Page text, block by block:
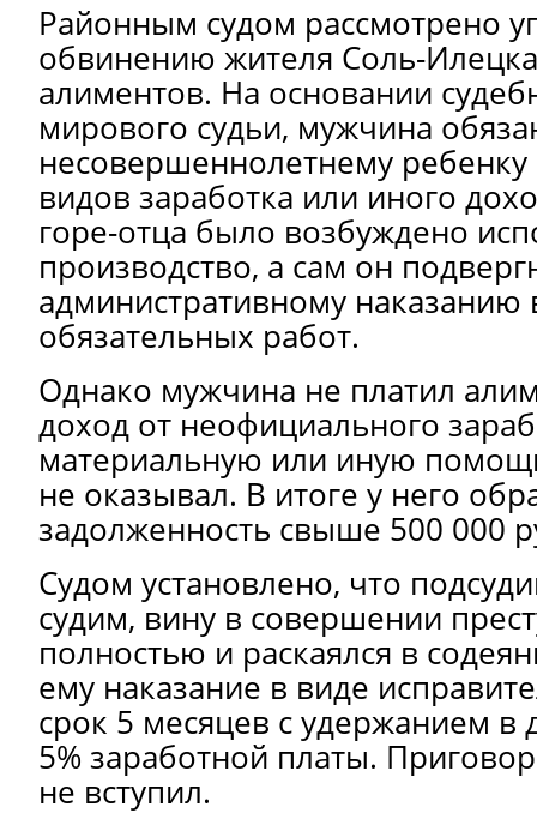
Районным судом рассмотрено
обвинению жителя Соль-
алиментов. На основании
мирового судьи, мужчина
несовершеннолетнему ребенку
видов заработка или иного
горе-отца было возбуждено
производство, а сам он
административному наказанию
обязательных работ.
Однако мужчина не платил
доход от неофициального
материальную или иную
не оказывал. В итоге у него
задолженность свыше 500 000
Судом установлено, что
судим, вину в совершении
полностью и раскаялся в
ему наказание в виде
срок 5 месяцев с удержанием в
5% заработной платы.
не вступил.